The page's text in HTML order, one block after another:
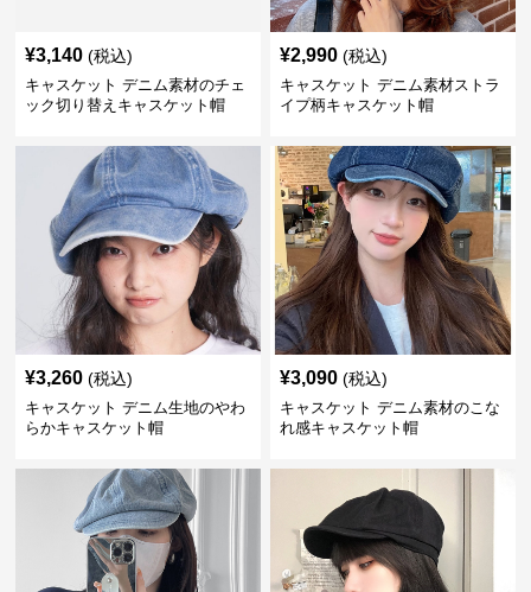
¥3,140 (税込)
キャスケット デニム素材のチェ
ック切り替えキャスケット帽
¥2,990 (税込)
キャスケット デニム素材ストラ
イプ柄キャスケット帽
¥3,260 (税込)
キャスケット デニム生地のやわ
らかキャスケット帽
¥3,090 (税込)
キャスケット デニム素材のこな
れ感キャスケット帽